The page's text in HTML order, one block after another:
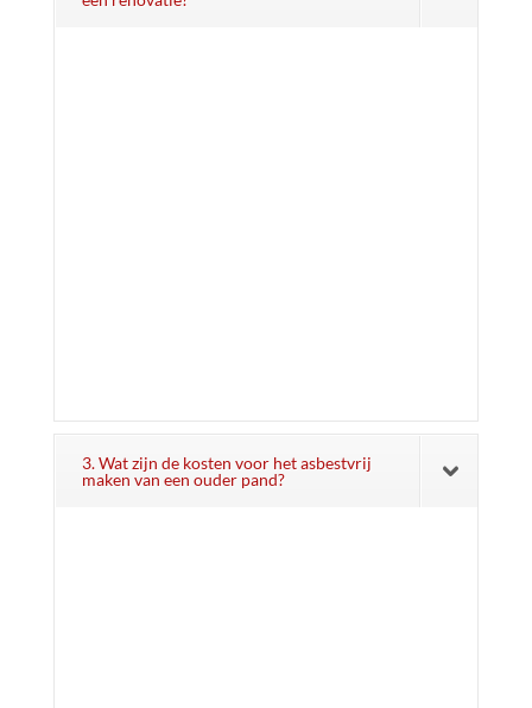
3. Wat zijn de kosten voor het asbestvrij
maken van een ouder pand?